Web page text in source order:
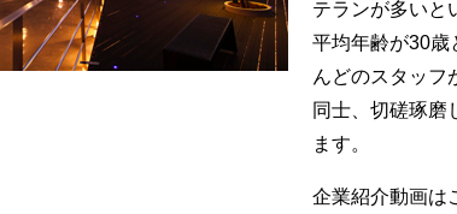
テランが多いと
平均年齢が30歳
んどのスタッフ
同士、切磋琢磨
ます。
企業紹介動画は